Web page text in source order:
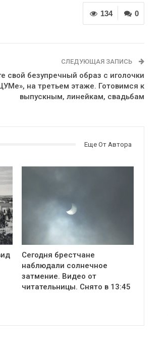
0
134
СЛЕДУЮЩАЯ ЗАПИСЬ
свой безупречный образ с иголочки
на третьем этаже. Готовимся к
выпускным, линейкам, свадьбам
Еще От Автора
Сегодня брестчане
наблюдали солнечное
затмение. Видео от
читательницы. Снято в 13:45